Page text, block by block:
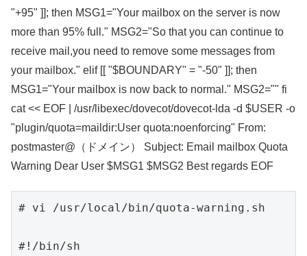
"+95" ]]; then MSG1="Your mailbox on the server is now
more than 95% full." MSG2="So that you can continue to
receive mail,you need to remove some messages from
your mailbox." elif [[ "$BOUNDARY" = "-50" ]]; then
MSG1="Your mailbox is now back to normal." MSG2="" fi
cat << EOF | /usr/libexec/dovecot/dovecot-lda -d $USER -o
"plugin/quota=maildir:User quota:noenforcing" From:
postmaster@（ドメイン） Subject: Email mailbox Quota
Warning Dear User $MSG1 $MSG2 Best regards EOF
# vi /usr/local/bin/quota-warning.sh
#!/bin/sh